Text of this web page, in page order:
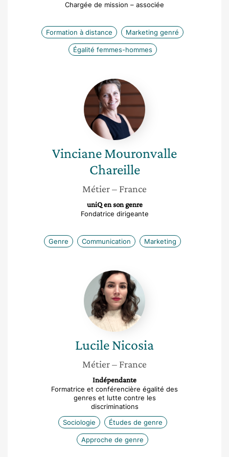
Chargée de mission – associée
Formation à distance Marketing genré
Égalité femmes-hommes
Vinciane
Mouronvalle
Chareille
VincianeMouronvalle
Chareille
Métier– France
uniQ en son genre
Fondatrice dirigeante
Genre Communication Marketing
Lucile
Nicosia
LucileNicosia
Métier– France
Indépendante
Formatrice et conférencière égalité des
genres et lutte contre les
discriminations
Sociologie
Études de genre
Approche de genre